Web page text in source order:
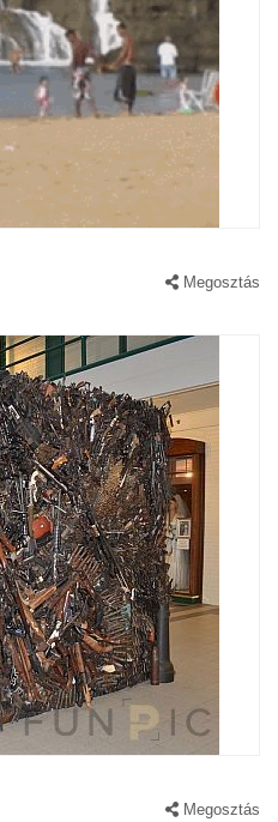
Megosztás
Megosztás